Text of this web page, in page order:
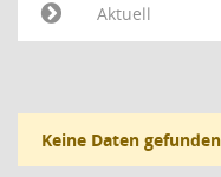
Aktuell
Keine Daten